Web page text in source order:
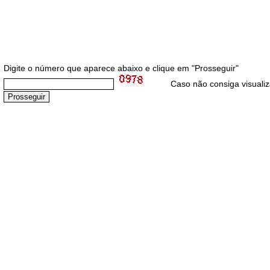
Digite o número que aparece abaixo e clique em "Prosseguir"
Caso não consiga